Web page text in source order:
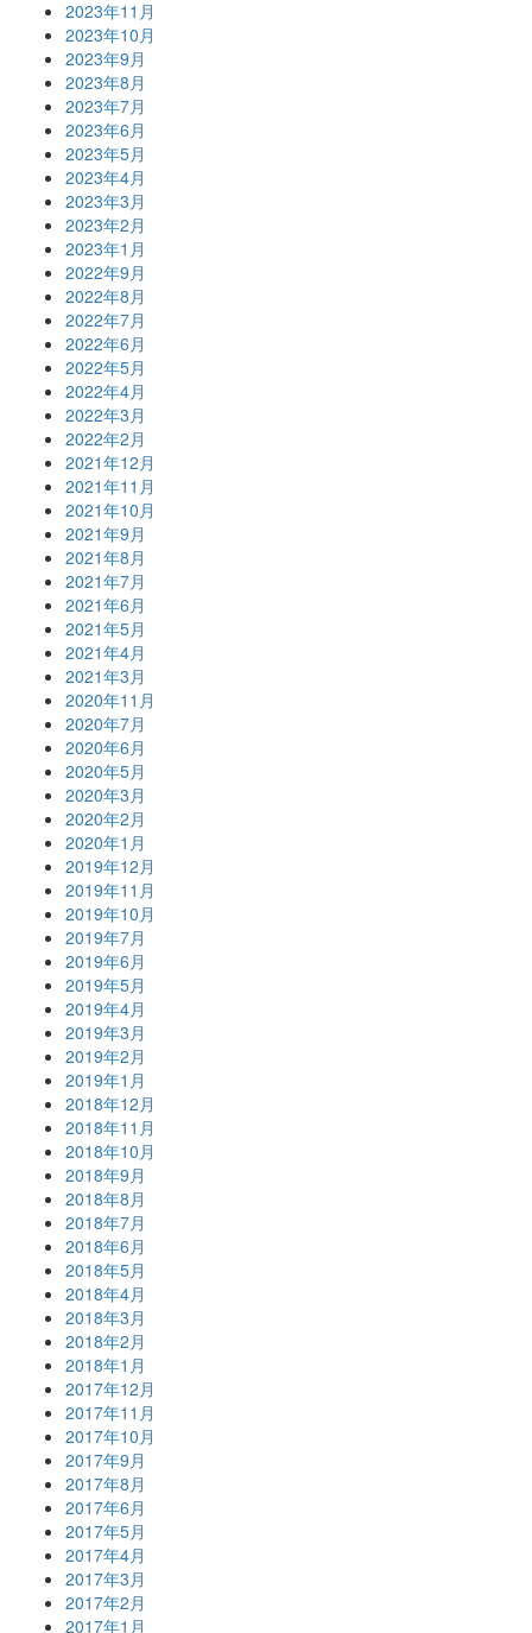
2023年11月
2023年10月
2023年9月
2023年8月
2023年7月
2023年6月
2023年5月
2023年4月
2023年3月
2023年2月
2023年1月
2022年9月
2022年8月
2022年7月
2022年6月
2022年5月
2022年4月
2022年3月
2022年2月
2021年12月
2021年11月
2021年10月
2021年9月
2021年8月
2021年7月
2021年6月
2021年5月
2021年4月
2021年3月
2020年11月
2020年7月
2020年6月
2020年5月
2020年3月
2020年2月
2020年1月
2019年12月
2019年11月
2019年10月
2019年7月
2019年6月
2019年5月
2019年4月
2019年3月
2019年2月
2019年1月
2018年12月
2018年11月
2018年10月
2018年9月
2018年8月
2018年7月
2018年6月
2018年5月
2018年4月
2018年3月
2018年2月
2018年1月
2017年12月
2017年11月
2017年10月
2017年9月
2017年8月
2017年6月
2017年5月
2017年4月
2017年3月
2017年2月
2017年1月